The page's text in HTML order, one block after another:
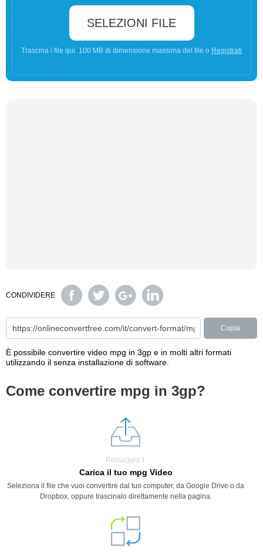
SELEZIONI FILE
Trascina i file qui. 100 MB di dimensione massima del file o Registrati
CONDIVIDERE
Copia
È possibile convertire video mpg in 3gp e in molti altri formati
utilizzando il senza installazione di software.
Come convertire mpg in 3gp?
Passaggio 1
Carica il tuo mpg Video
Seleziona il file che vuoi convertire dal tuo computer, da Google Drive o da
Dropbox, oppure trascinalo direttamente nella pagina.